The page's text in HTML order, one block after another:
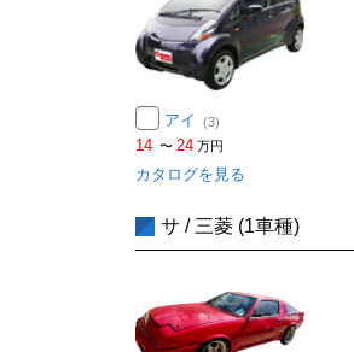
アイ (3)
14 〜 24 万円
カタログを見る
サ / 三菱 (1車種)